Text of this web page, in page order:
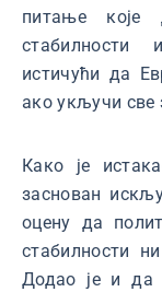
питање које
стабилности
истичући да
ако укључи
Како је
заснован
оцену да
стабилности
Додао је и да